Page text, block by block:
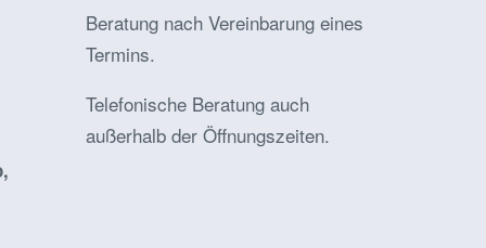
Beratung nach Vereinbarung eines
Termins.
Telefonische Beratung auch
außerhalb der Öffnungszeiten.